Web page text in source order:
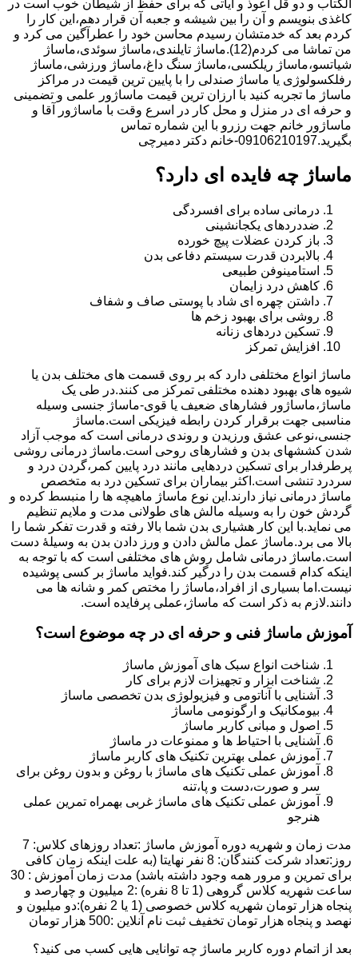
الکتاب و دو قل اعوذ و آیاتى که براى حفظ از شیطان خوب است در
کاغذى بنویسم و آن را بین شیشه و جعبه آن قرار دهم،این کار را
کردم بعد که خدمتشان رسیدم محاسن خود را عطرآگین می کرد و
من تماشا می کردم(12).ماساژ تایلندی،ماساژ سوئدی،ماساژ
شیاتسو،ماساژ ریلکسی،ماساژ سنگ داغ،ماساژ ورزشی،ماساژ
رفلکسولوژی یا ماساژ صندلی را با پایین ترین قیمت در مراکز
ماساژ ما تجربه کنید با ارزان ترین قیمت ماساژور علمی و تضمینی
و حرفه ای در منزل و محل کار در اسرع وقت با ماساژور آقا و
ماساژور خانم جهت رزرو با این شماره تماس
بگیرید.09106210197-خانم دکتر دمیرچی
ماساژ چه فایده ای دارد؟
درمانی ساده برای افسردگی
ضددردهای یکجانشینی
باز کردن عضلات پیچ خورده
بالابردن قدرت سیستم دفاعی بدن
استامینوفن طبیعی
کاهش درد زایمان
داشتن چهره ای شاد با پوستی صاف و شفاف
روشی برای بهبود زخم ها
تسکین دردهای زنانه
افزایش تمرکز
ماساژ انواع مختلفی دارد که بر روی قسمت های مختلف بدن یا
شیوه های بهبود دهنده مختلفی تمرکز می کنند.در طی یک
ماساژ،ماساژور فشارهای ضعیف یا قوی-ماساژ جنسی وسیله
مناسبی جهت برقرار کردن رابطه فیزیکی است.ماساژ
جنسی،نوعی عشق ورزیدن و روندی درمانی است که موجب آزاد
شدن کششهای بدن و فشارهای روحی است.ماساژ درمانی روشی
پرطرفدار برای تسکین دردهایی مانند درد پایین کمر،گردن درد و
سردرد تنشی است.اکثر بیماران برای تسکین درد به متخصص
ماساژ درمانی نیاز دارند.این نوع ماساژ ماهیچه ها را منبسط کرده و
گردش خون را به وسیله مالش های طولانی مدت و ملایم تنظیم
می نماید.با این کار هشیاری بدن شما بالا رفته و قدرت تفکر شما را
بالا می برد.ماساژ عمل مالش دادن و ورز دادن بدن به وسیلۀ دست
است.ماساژ درمانی شامل روش های مختلفی است که با توجه به
اینکه کدام قسمت بدن را درگیر کند.فواید ماساژ بر کسی پوشیده
نیست.اما بسیاری از افراد،ماساژ را مختص کمر و شانه ها می
دانند.لازم به ذکر است که ماساژ،عملی پرفایده است.
آموزش ماساژ فنی و حرفه ای در چه موضوع است؟
شناخت انواع سبک های آموزش ماساژ
شناخت ابزار و تجهیزات لازم برای کار
آشنایی با آناتومی و فیزیولوژی بدن تخصصی ماساژ
بیومکانیک و ارگونومی ماساژ
اصول و مبانی کاربر ماساژ
آشنایی با احتیاط ها و ممنوعات در ماساژ
آموزش عملی بهترین تکنیک های کاربر ماساژ
آموزش عملی تکنیک های ماساژ با روغن و بدون روغن برای
سر و صورت،دست و پا،تنه
آموزش عملی تکنیک های ماساژ غربی بهمراه تمرین عملی
هنرجو
مدت زمان و شهریه دوره آموزش ماساژ :تعداد روزهای کلاس: 7
روز:تعداد شرکت کنندگان: 8 نفر نهایتا (به علت اینکه زمان کافی
برای تمرین و مرور همه وجود داشته باشد) مدت زمان آموزش : 30
ساعت شهریه کلاس گروهی (1 تا 8 نفره) :2 میلیون و چهارصد و
پنجاه هزار تومان شهریه کلاس خصوصی (1 یا 2 نفره):دو میلیون و
نهصد و پنجاه هزار تومان تخفیف ثبت نام آنلاین :500 هزار تومان
بعد از اتمام دوره کاربر ماساژ چه توانایی هایی کسب می کنید؟